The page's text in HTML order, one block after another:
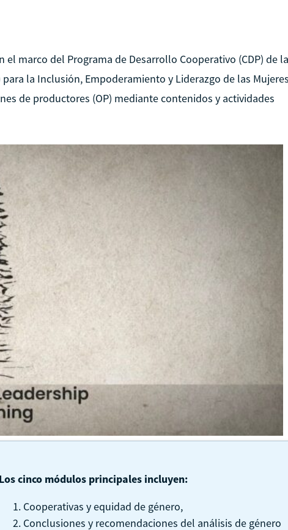
el marco del Programa de Desarrollo Cooperativo (CDP) de la
la Inclusión, Empoderamiento y Liderazgo de las
de productores (OP) mediante contenidos y actividades
Los cinco módulos principales incluyen:
Cooperativas y equidad de género,
Conclusiones y recomendaciones del análisis de género